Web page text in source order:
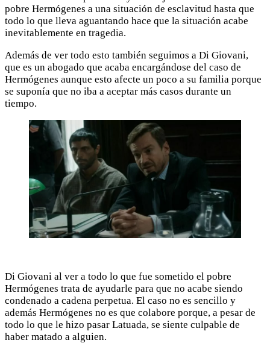
pobre Hermógenes a una situación de esclavitud hasta que
todo lo que lleva aguantando hace que la situación acabe
inevitablemente en tragedia.
Además de ver todo esto también seguimos a Di Giovani,
que es un abogado que acaba encargándose del caso de
Hermógenes aunque esto afecte un poco a su familia porque
se suponía que no iba a aceptar más casos durante un
tiempo.
Di Giovani al ver a todo lo que fue sometido el pobre
Hermógenes trata de ayudarle para que no acabe siendo
condenado a cadena perpetua. El caso no es sencillo y
además Hermógenes no es que colabore porque, a pesar de
todo lo que le hizo pasar Latuada, se siente culpable de
haber matado a alguien.